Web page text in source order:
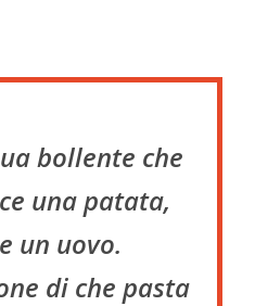
bollente che
una patata,
un uovo.
di che pasta